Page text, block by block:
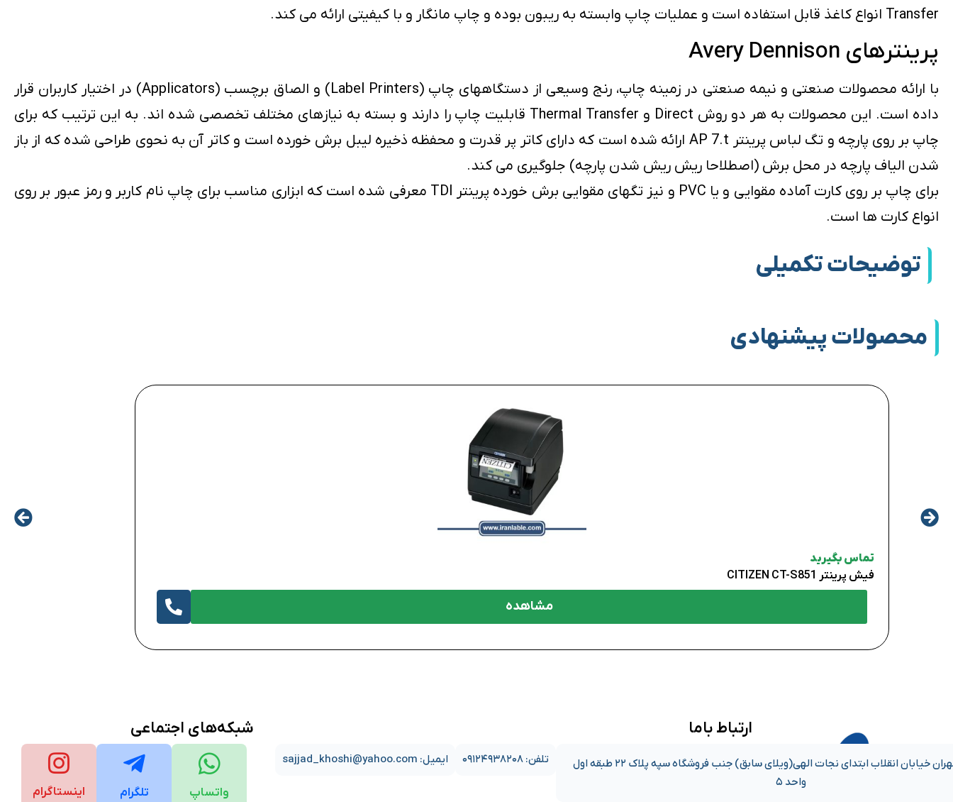
Transfer انواع کاغذ قابل استفاده است و عملیات چاپ وابسته به ریبون بوده و چاپ مانگار و با کیفیتی ارائه می کند.
پرینترهای Avery Dennison
با ارائه محصولات صنعتی و نیمه صنعتی در زمینه چاپ، رنج وسیعی از دستگاههای چاپ (Label Printers) و الصاق برچسب (Applicators) در اختیار کاربران قرار
داده است. این محصولات به هر دو روش Direct و Thermal Transfer قابلیت چاپ را دارند و بسته به نیازهای مختلف تخصصی شده اند. به این ترتیب که برای
چاپ بر روی پارچه و تگ لباس پرینتر AP 7.t ارائه شده است که دارای کاتر پر قدرت و محفظه ذخیره لیبل برش خورده است و کاتر آن به نحوی طراحی شده که از باز
شدن الیاف پارچه در محل برش (اصطلاحا ریش ریش شدن پارچه) جلوگیری می کند.
برای چاپ بر روی کارت آماده مقوایی و یا PVC و نیز تگهای مقوایی برش خورده پرینتر TDI معرفی شده است که ابزاری مناسب برای چاپ نام کاربر و رمز عبور بر روی
انواع کارت ها است.
توضیحات تکمیلی
محصولات پیشنهادی
تماس بگیرید
فیش پرینتر CITIZEN CT-S851
مشاهده
ارتباط باما
ایمیل: sajjad_khoshi@yahoo.com تلفن: ۰۹۱۲۴۹۳۸۲۰۸
آدرس دفتر: تهران خیابان انقلاب ابتدای نجات الهی(ویلای سابق) جنب فروشگاه سپه پلاک ۲۲ طبقه اول
واحد ۵
شبکه‌های اجتماعی
اینستاگرام تلگرام واتساپ